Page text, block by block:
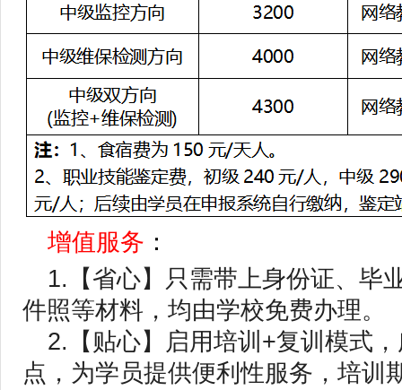
增值服务 ：
1.【省心】只需带上身份证、毕
件照等材料，均由学校免费办理。
2.【贴心】启用培训+复训模式
点，为学员提供便利性服务，培训